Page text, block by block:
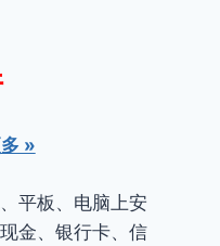
»
平板、电脑上安
金、银行卡、信